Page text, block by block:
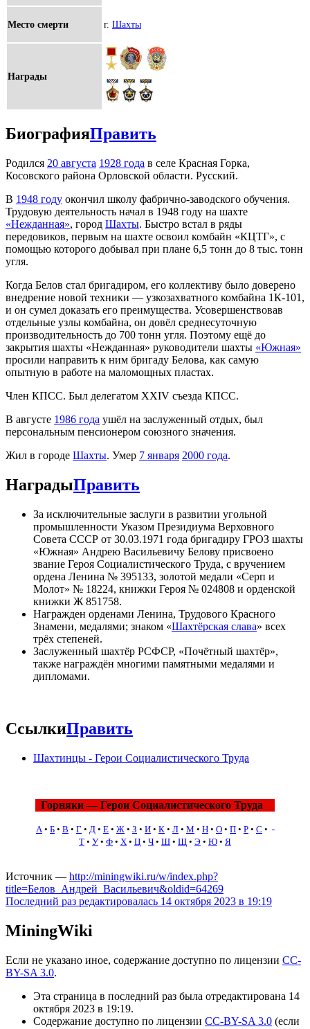
Место смерти г. Шахты
Награды
БиографияПравить
Родился 20 августа 1928 года в селе Красная Горка,
Косовского района Орловской области. Русский.
В 1948 году окончил школу фабрично-заводского обучения.
Трудовую деятельность начал в 1948 году на шахте
«Нежданная», город Шахты. Быстро встал в ряды
передовиков, первым на шахте освоил комбайн «КЦТГ», с
помощью которого добывал при плане 6,5 тонн до 8 тыс. тонн
угля.
Когда Белов стал бригадиром, его коллективу было доверено
внедрение новой техники — узкозахватного комбайна 1К-101,
и он сумел доказать его преимущества. Усовершенствовав
отдельные узлы комбайна, он довёл среднесуточную
производительность до 700 тонн угля. Поэтому ещё до
закрытия шахты «Нежданная» руководители шахты «Южная»
просили направить к ним бригаду Белова, как самую
опытную в работе на маломощных пластах.
Член КПСС. Был делегатом XXIV съезда КПСС.
В августе 1986 года ушёл на заслуженный отдых, был
персональным пенсионером союзного значения.
Жил в городе Шахты. Умер 7 января 2000 года.
НаградыПравить
За исключительные заслуги в развитии угольной
промышленности Указом Президиума Верховного
Совета СССР от 30.03.1971 года бригадиру ГРОЗ шахты
«Южная» Андрею Васильевичу Белову присвоено
звание Героя Социалистического Труда, с вручением
ордена Ленина № 395133, золотой медали «Серп и
Молот» № 18224, книжки Героя № 024808 и орденской
книжки Ж 851758.
Награжден орденами Ленина, Трудового Красного
Знамени, медалями; знаком «Шахтёрская слава» всех
трёх степеней.
Заслуженный шахтёр РСФСР, «Почётный шахтёр»,
также награждён многими памятными медалями и
дипломами.
СсылкиПравить
Шахтинцы - Герои Социалистического Труда
Горняки — Герои Социалистического Труда
А • Б • В • Г • Д • Е • Ж • З • И • К • Л • М • Н • О • П • Р • С •
Т • У • Ф • Х • Ц • Ч • Ш • Щ • Э • Ю • Я
Источник — http://miningwiki.ru/w/index.php?
title=Белов_Андрей_Васильевич&oldid=64269
Последний раз редактировалась 14 октября 2023 в 19:19
MiningWiki
Если не указано иное, содержание доступно по лицензии CC-
BY-SA 3.0.
Эта страница в последний раз была отредактирована 14
октября 2023 в 19:19.
Содержание доступно по лицензии CC-BY-SA 3.0 (если